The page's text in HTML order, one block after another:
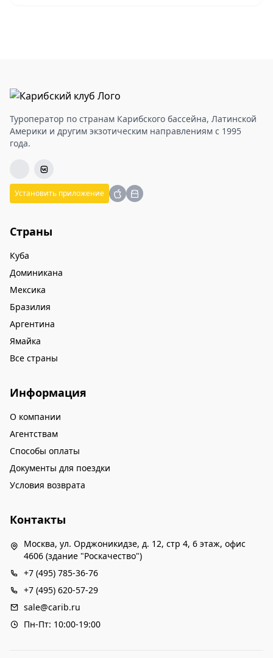
Туроператор по странам Карибского бассейна, Латинской
Америки и другим экзотическим направлениям с 1995
года.
Установить приложение
Страны
Куба
Доминикана
Мексика
Бразилия
Аргентина
Ямайка
Все страны
Информация
О компании
Агентствам
Способы оплаты
Документы для поездки
Условия возврата
Контакты
Москва, ул. Орджоникидзе, д. 12, стр 4, 6 этаж, офис
4606 (здание "Роскачество")
+7 (495) 785-36-76
+7 (495) 620-57-29
sale@carib.ru
Пн-Пт: 10:00-19:00